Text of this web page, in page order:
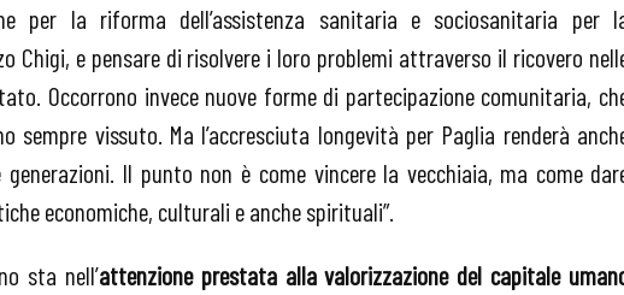
per la riforma dell’assistenza sanitaria e sociosanitaria per
Chigi, e pensare di risolvere i loro problemi attraverso il ricovero
Occorrono invece nuove forme di partecipazione comunitaria,
sempre vissuto. Ma l’accresciuta longevità per Paglia renderà
Il punto non è come vincere la vecchiaia, ma come
economiche, culturali e anche spirituali”.
sta nell’attenzione prestata alla valorizzazione del capitale